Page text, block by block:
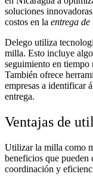
soluciones
costos en la entrega
Delego utiliza
milla. Esto incluye
seguimiento en tiempo
También ofrece
empresas a identificar
entrega.
Ventajas de
Utilizar la milla como
beneficios que
coordinación y